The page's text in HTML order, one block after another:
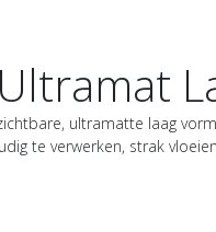
ultramatte laag
te verwerken, strak